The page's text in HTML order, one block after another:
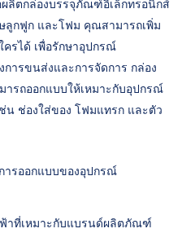
ลิตกล่องบรรจุภัณฑ์อิเล็กทรอนิกส์
ลูกฟูก และโฟม คุณสามารถเพิ่ม
รได้ เพื่อรักษาอุปกรณ์
ารขนส่งและการจัดการ กล่อง
รถออกแบบให้เหมาะกับอุปกรณ์
ช่องใส่ของ โฟมแทรก และตัว
ารออกแบบของอุปกรณ์
าที่เหมาะกับแบรนด์ผลิตภัณฑ์